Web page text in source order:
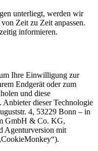
unterliegt, werden wir
Zeit zu Zeit anpassen.
informieren.
Ihre Einwilligung zur
Endgerät oder zum
und diese
Anbieter dieser Technologie
4, 53229 Bonn – in
GmbH & Co. KG,
Agenturversion mit